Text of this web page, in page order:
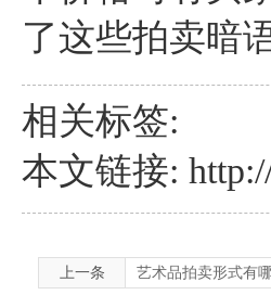
了这些拍卖暗
相关标签:
本文链接:
上一条 艺术品拍卖形式有